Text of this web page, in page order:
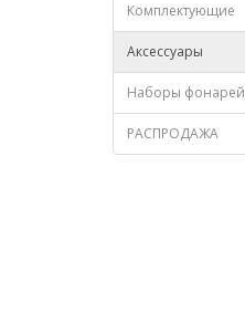
Комплектующие
Аксессуары
Наборы фонарей
РАСПРОДАЖА